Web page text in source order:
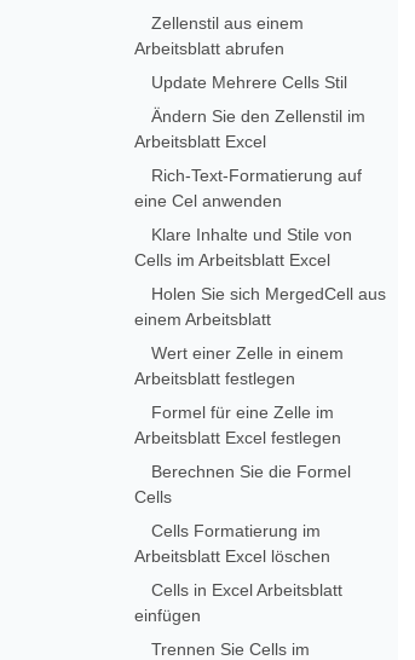
Zellenstil aus einem
Arbeitsblatt abrufen
Update Mehrere Cells Stil
Ändern Sie den Zellenstil im
Arbeitsblatt Excel
Rich-Text-Formatierung auf
eine Cel anwenden
Klare Inhalte und Stile von
Cells im Arbeitsblatt Excel
Holen Sie sich MergedCell aus
einem Arbeitsblatt
Wert einer Zelle in einem
Arbeitsblatt festlegen
Formel für eine Zelle im
Arbeitsblatt Excel festlegen
Berechnen Sie die Formel
Cells
Cells Formatierung im
Arbeitsblatt Excel löschen
Cells in Excel Arbeitsblatt
einfügen
Trennen Sie Cells im